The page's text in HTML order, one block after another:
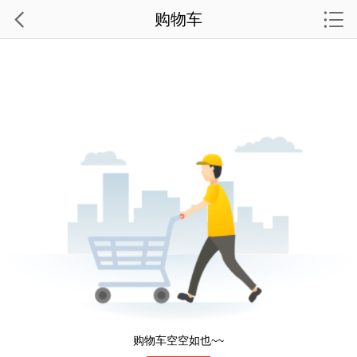
购物车空空如也~~
购物车